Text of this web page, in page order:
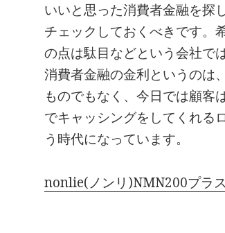
いいと思った消費者金融を探
チェックしておくべきです。
の点は駄目などという会社で
消費者金融の金利というのは
ものでもなく、今日では顧客
でキャッシングをしてくれる
う時代になっています。
nonlie(ノンリ)NMN200プラ